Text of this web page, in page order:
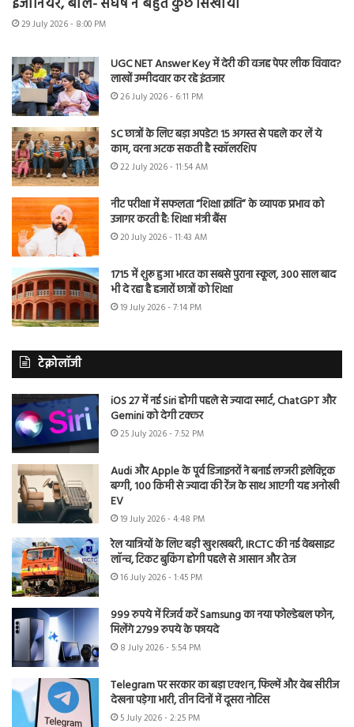
इंजीनियर, बोले- संघर्ष ने बहुत कुछ सिखाया
29 July 2026 - 8:00 PM
UGC NET Answer Key में देरी की वजह पेपर लीक विवाद?
लाखों उम्मीदवार कर रहे इंतजार
26 July 2026 - 6:11 PM
SC छात्रों के लिए बड़ा अपडेट! 15 अगस्त से पहले कर लें ये
काम, वरना अटक सकती है स्कॉलरशिप
22 July 2026 - 11:54 AM
नीट परीक्षा में सफलता “शिक्षा क्रांति” के व्यापक प्रभाव को
उजागर करती है: शिक्षा मंत्री बैंस
20 July 2026 - 11:43 AM
1715 में शुरू हुआ भारत का सबसे पुराना स्कूल, 300 साल बाद
भी दे रहा है हजारों छात्रों को शिक्षा
19 July 2026 - 7:14 PM
टेक्नोलॉजी
iOS 27 में नई Siri होगी पहले से ज्यादा स्मार्ट, ChatGPT और
Gemini को देगी टक्कर
25 July 2026 - 7:52 PM
Audi और Apple के पूर्व डिजाइनरों ने बनाई लग्जरी इलेक्ट्रिक
बग्गी, 100 किमी से ज्यादा की रेंज के साथ आएगी यह अनोखी
EV
19 July 2026 - 4:48 PM
रेल यात्रियों के लिए बड़ी खुशखबरी, IRCTC की नई वेबसाइट
लॉन्च, टिकट बुकिंग होगी पहले से आसान और तेज
16 July 2026 - 1:45 PM
999 रुपये में रिजर्व करें Samsung का नया फोल्डेबल फोन,
मिलेंगे 2799 रुपये के फायदे
8 July 2026 - 5:54 PM
Telegram पर सरकार का बड़ा एक्शन, फिल्में और वेब सीरीज
देखना पड़ेगा भारी, तीन दिनों में दूसरा नोटिस
5 July 2026 - 2:25 PM